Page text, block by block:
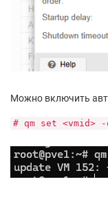
Можно включить
# qm set <vmid> -